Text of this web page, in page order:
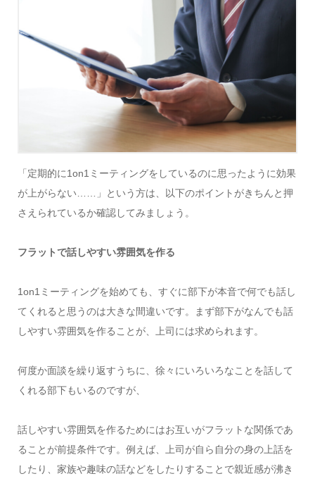
「定期的に1on1ミーティングをしているのに思ったように効果
が上がらない……」という方は、以下のポイントがきちんと押
さえられているか確認してみましょう。
フラットで話しやすい雰囲気を作る
1on1ミーティングを始めても、すぐに部下が本音で何でも話し
てくれると思うのは大きな間違いです。まず部下がなんでも話
しやすい雰囲気を作ることが、上司には求められます。
何度か面談を繰り返すうちに、徐々にいろいろなことを話して
くれる部下もいるのですが、
話しやすい雰囲気を作るためにはお互いがフラットな関係であ
ることが前提条件です。例えば、上司が自ら自分の身の上話を
したり、家族や趣味の話などをしたりすることで親近感が沸き